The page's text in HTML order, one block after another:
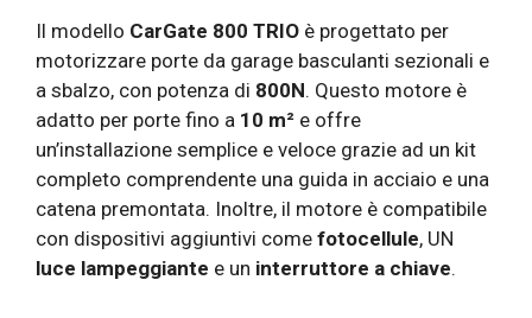
Il modello CarGate 800 TRIO è progettato per
motorizzare porte da garage basculanti sezionali e
a sbalzo, con potenza di 800N. Questo motore è
adatto per porte fino a 10 m² e offre
un’installazione semplice e veloce grazie ad un kit
completo comprendente una guida in acciaio e una
catena premontata. Inoltre, il motore è compatibile
con dispositivi aggiuntivi come fotocellule, UN
luce lampeggiante e un interruttore a chiave.